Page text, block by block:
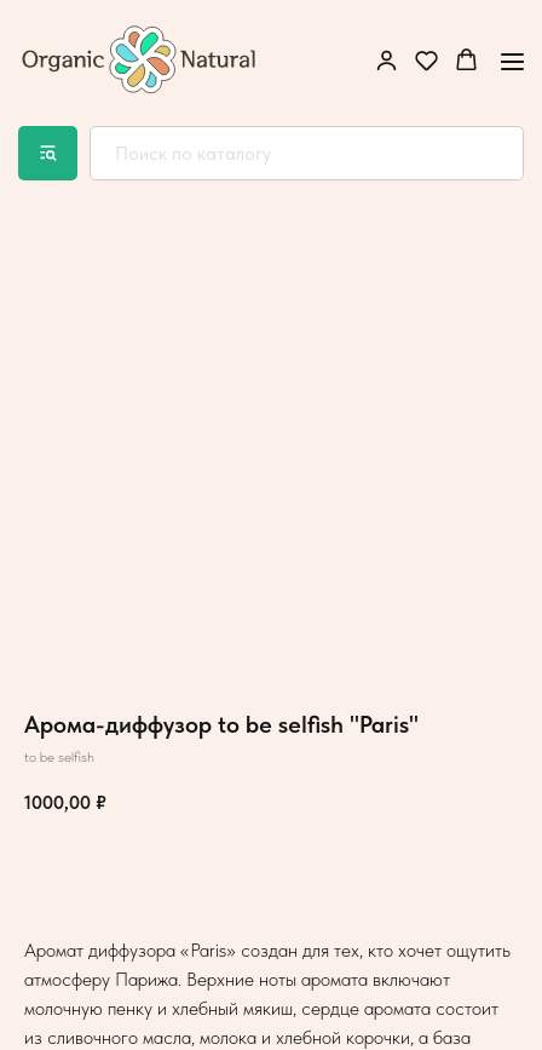
Арома-диффузор to be selfish "Paris"
to be selfish
1000,00 ₽
Аромат диффузора «Paris» создан для тех, кто хочет ощутить
атмосферу Парижа. Верхние ноты аромата включают
молочную пенку и хлебный мякиш, сердце аромата состоит
из сливочного масла, молока и хлебной корочки, а база